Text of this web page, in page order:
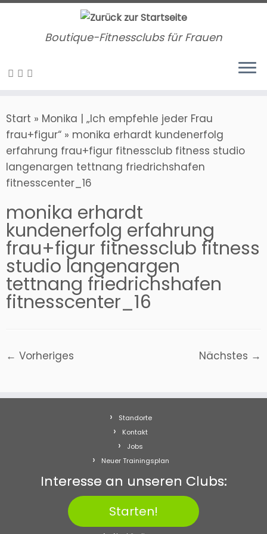
Zum
Boutique-Fitnessclubs für Frauen
Start » Monika | „Ich empfehle jeder Frau
frau+figur“ » monika erhardt kundenerfolg
erfahrung frau+figur fitnessclub fitness studio
langenargen tettnang friedrichshafen
fitnesscenter_16
monika erhardt
kundenerfolg erfahrung
frau+figur fitnessclub fitness
studio langenargen
tettnang friedrichshafen
fitnesscenter_16
← Vorheriges Nächstes →
Standorte
Kontakt
Jobs
Neuer Trainingsplan
Interesse an unseren Clubs:
Starten!